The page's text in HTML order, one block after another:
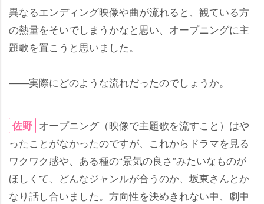
異なるエンディング映像や曲が流れると、観ている方
の熱量をそいでしまうかなと思い、オープニングに主
題歌を置こうと思いました。
――実際にどのような流れだったのでしょうか。
佐野 オープニング（映像で主題歌を流すこと）は
ったことがなかったのですが、これからドラマを見る
ワクワク感や、ある種の“景気の良さ”みたいなものが
ほしくて、どんなジャンルが合うのか、坂東さんとか
なり話し合いました。方向性を決めきれない中、劇中